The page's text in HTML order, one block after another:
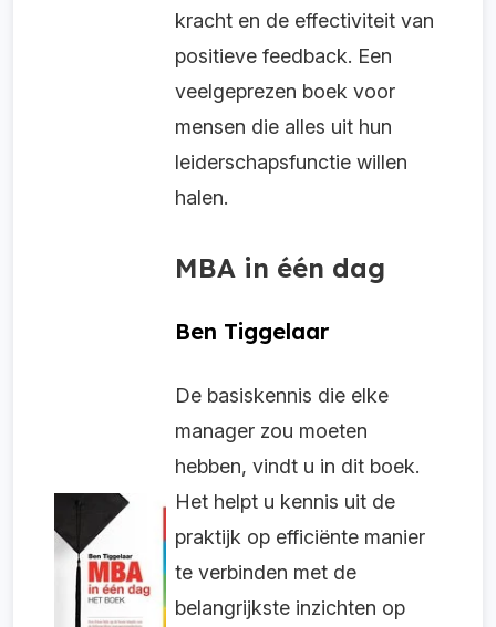
kracht en de effectiviteit van
positieve feedback. Een
veelgeprezen boek voor
mensen die alles uit hun
leiderschapsfunctie willen
halen.
MBA in één dag
Ben Tiggelaar
De basiskennis die elke
manager zou moeten
hebben, vindt u in dit boek.
Het helpt u kennis uit de
praktijk op efficiënte manier
te verbinden met de
belangrijkste inzichten op